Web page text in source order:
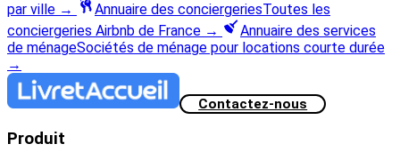
par ville → Annuaire des conciergeriesToutes les
conciergeries Airbnb de France →
Annuaire des services
de ménageSociétés de ménage pour locations courte durée
→
Contactez-nous
Produit